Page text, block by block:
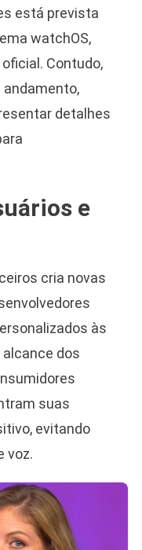
está prevista
watchOS,
Contudo,
detalhes
e
cria novas
às
dos
suas
evitando
voz.